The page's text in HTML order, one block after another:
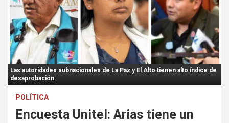
n
t
:
Las autoridades subnacionales de La Paz y El Alto tienen alto índice de
desaprobación.
POLÍTICA
Encuesta Unitel: Arias tiene un